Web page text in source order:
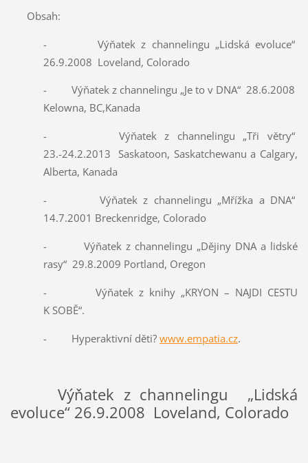
Obsah:
- Výňatek z channelingu „Lidská evoluce“
26.9.2008 Loveland, Colorado
- Výňatek z channelingu „Je to v DNA“ 28.6.2008
Kelowna, BC,Kanada
- Výňatek z channelingu „Tři větry“
23.-24.2.2013 Saskatoon, Saskatchewanu a Calgary,
Alberta, Kanada
- Výňatek z channelingu „Mřížka a DNA“
14.7.2001 Breckenridge, Colorado
- Výňatek z channelingu „Dějiny DNA a lidské
rasy“ 29.8.2009 Portland, Oregon
- Výňatek z knihy „KRYON – NAJDI CESTU
K SOBĚ“.
- Hyperaktivní děti? www.empatia.cz.
Výňatek z channelingu „Lidská
evoluce“ 26.9.2008 Loveland, Colorado